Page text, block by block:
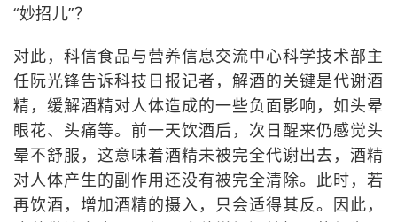
“妙招儿”？
对此，科信食品与营养信息交流中心科学技术部主
任阮光锋告诉科技日报记者，解酒的关键是代谢酒
精，缓解酒精对人体造成的一些负面影响，如头晕
眼花、头痛等。前一天饮酒后，次日醒来仍感觉头
晕不舒服，这意味着酒精未被完全代谢出去，酒精
对人体产生的副作用还没有被完全清除。此时，若
再饮酒，增加酒精的摄入，只会适得其反。因此，